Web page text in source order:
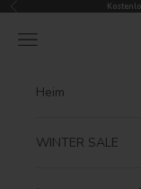
Zum Inhalt springen
Zurück
Menü
Heim
WINTER SALE